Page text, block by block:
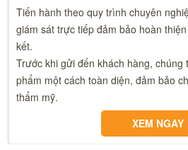
Tiến hành theo quy trình chuyên
giám sát trực tiếp đảm bảo hoàn
kết.
Trước khi gửi đến khách hàng, chúng
phẩm một cách toàn diện, đảm bảo
thẩm mỹ.
XEM NGAY